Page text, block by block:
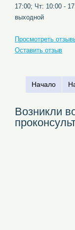
17:00; Чт: 10:00 -
выходной
Просмотреть
Оставить отзыв
Начало
Возникли